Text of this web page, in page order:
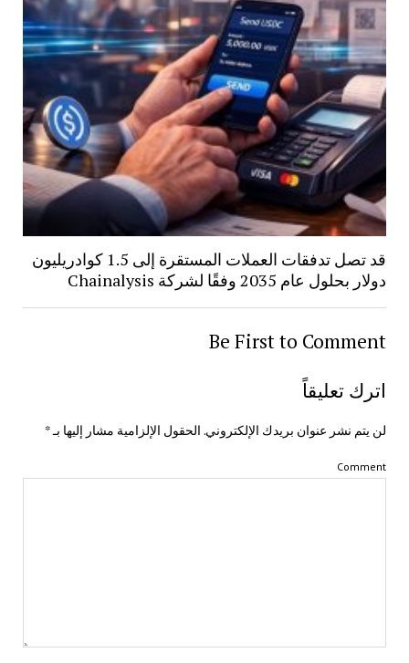
قد تصل تدفقات العملات المستقرة إلى 1.5 كوادريليون
دولار بحلول عام 2035 وفقًا لشركة Chainalysis
Be First to Comment
اترك تعليقاً
لن يتم نشر عنوان بريدك الإلكتروني. الحقول الإلزامية مشار إليها بـ*
Comment